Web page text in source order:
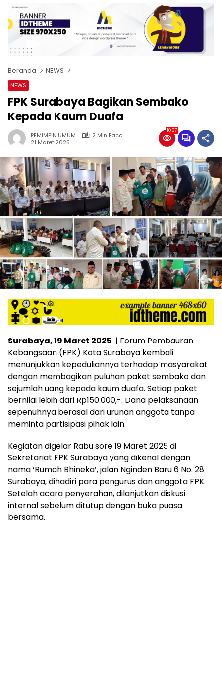
Beranda NEWS
NEWS
FPK Surabaya Bagikan Sembako
Kepada Kaum Duafa
PEMIMPIN UMUM
2 Min Baca
21 Maret 2025
1067
Surabaya, 19 Maret 2025 | Forum Pembauran
Kebangsaan (FPK) Kota Surabaya kembali
menunjukkan kepeduliannya terhadap masyarakat
dengan membagikan puluhan paket sembako dan
sejumlah uang kepada kaum duafa. Setiap paket
bernilai lebih dari Rp150.000,-. Dana pelaksanaan
sepenuhnya berasal dari urunan anggota tanpa
meminta partisipasi pihak lain.
Kegiatan digelar Rabu sore 19 Maret 2025 di
Sekretariat FPK Surabaya yang dikenal dengan
nama ‘Rumah Bhineka’, jalan Nginden Baru 6 No. 28
Surabaya, dihadiri para pengurus dan anggota FPK.
Setelah acara penyerahan, dilanjutkan diskusi
internal sebelum ditutup dengan buka puasa
bersama.